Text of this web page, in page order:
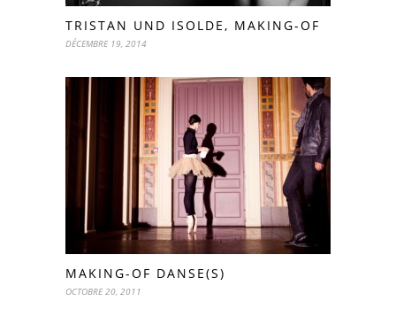
TRISTAN UND ISOLDE, MAKING-OF
DÉCEMBRE 19, 2014
MAKING-OF DANSE(S)
OCTOBRE 20, 2011